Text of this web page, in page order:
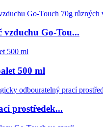
vzduchu Go-Tou...
500 ml
prostředek...